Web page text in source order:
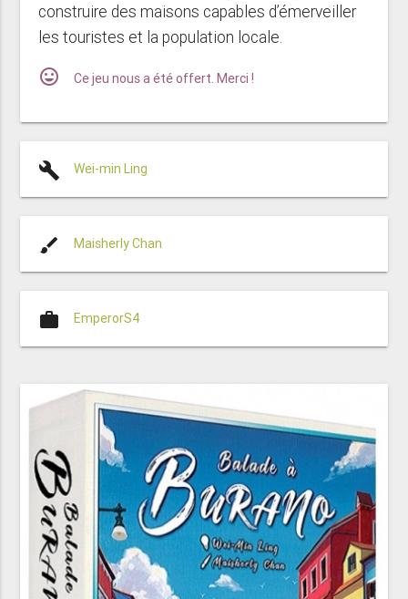
construire des maisons capables d’émerveiller
les touristes et la population locale.
mood Ce jeu nous a été offert. Merci !
build Wei-min Ling
brush Maisherly Chan
work EmperorS4